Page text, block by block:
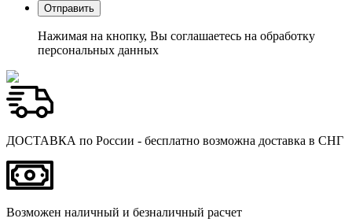
Нажимая на кнопку, Вы соглашаетесь на обработку
персональных данных
ДОСТАВКА по России - бесплатно возможна доставка в СНГ
Возможен наличный и безналичный расчет